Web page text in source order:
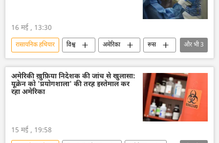
16 मई , 13:30
रासायनिक हथियार विश्व अमेरिका
रूस
यूक्रेन
हथियारों की आपूर्ति
सामूहिक विनाश के हथियार
और भी3
अमेरिकी ख़ुफ़िया निदेशक की जांच से खुलासा:
यूक्रेन को 'प्रयोगशाला' की तरह इस्तेमाल कर
रहा अमेरिका
15 मई , 19:58